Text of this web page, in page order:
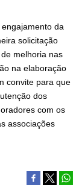
da
solicitação
melhoria nas
na elaboração
convite para que
dos
com os
associações